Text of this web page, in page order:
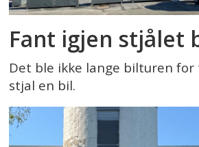
Fant igjen stjålet
Det ble ikke lange bilturen
stjal en bil.